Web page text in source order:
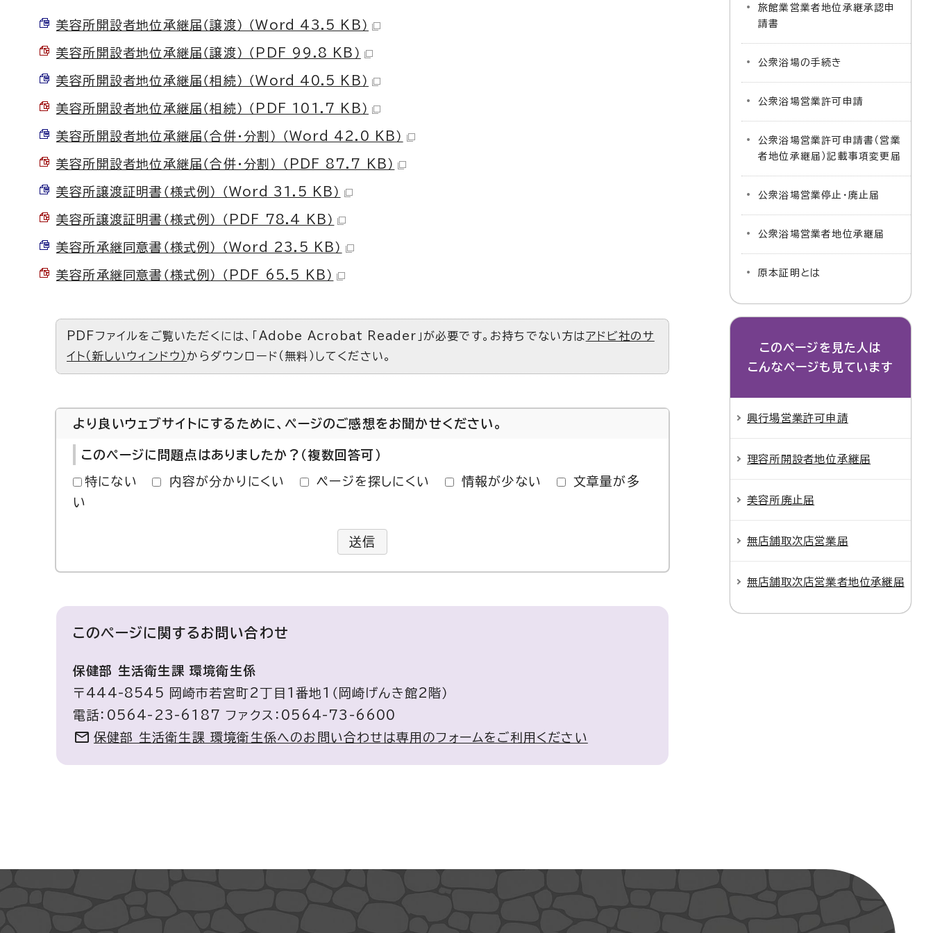
美容所開設者地位承継届（譲渡） （Word 43.5 KB）
美容所開設者地位承継届（譲渡） （PDF 99.8 KB）
美容所開設者地位承継届（相続） （Word 40.5 KB）
美容所開設者地位承継届（相続） （PDF 101.7 KB）
美容所開設者地位承継届（合併・分割） （Word 42.0 KB）
美容所開設者地位承継届（合併・分割） （PDF 87.7 KB）
美容所譲渡証明書（様式例） （Word 31.5 KB）
美容所譲渡証明書（様式例） （PDF 78.4 KB）
美容所承継同意書（様式例） （Word 23.5 KB）
美容所承継同意書（様式例） （PDF 65.5 KB）
PDFファイルをご覧いただくには、「Adobe Acrobat Reader」が必要です。お持ちでない方はアドビ社のサ
イト（新しいウィンドウ）からダウンロード（無料）してください。
より良いウェブサイトにするために、ページのご感想をお聞かせください。
このページに問題点はありましたか？（複数回答可）
特にない 内容が分かりにくい ページを探しにくい 情報が少ない
文章量が多
い
送信
このページに関するお問い合わせ
保健部 生活衛生課 環境衛生係
〒444-8545 岡崎市若宮町2丁目1番地1（岡崎げんき館2階）
電話：0564-23-6187 ファクス：0564-73-6600
保健部 生活衛生課 環境衛生係へのお問い合わせは専用のフォームをご利用ください
旅館業営業者地位承継承認申
請書
公衆浴場の手続き
公衆浴場営業許可申請
公衆浴場営業許可申請書（営業
者地位承継届）記載事項変更届
公衆浴場営業停止・廃止届
公衆浴場営業者地位承継届
原本証明とは
このページを見た人は
こんなページも見ています
興行場営業許可申請
理容所開設者地位承継届
美容所廃止届
無店舗取次店営業届
無店舗取次店営業者地位承継届